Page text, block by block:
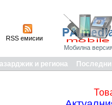
RSS емисии
Мобилна
и региона Последни